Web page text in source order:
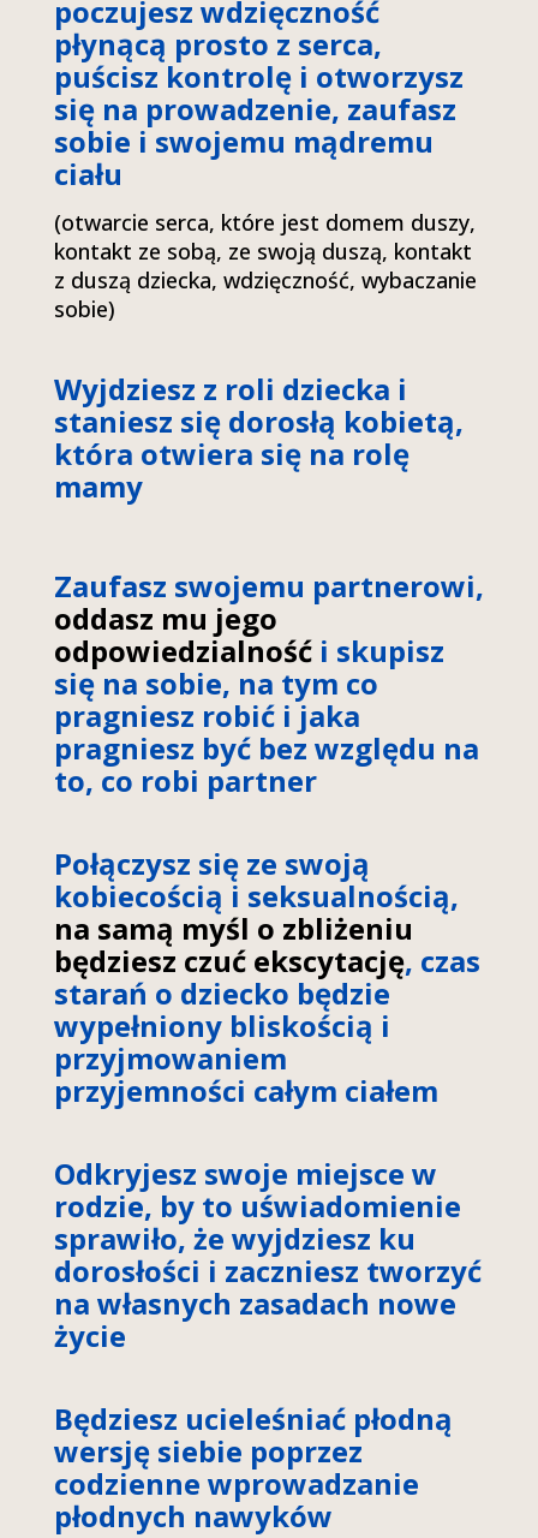
poczujesz wdzięczność
płynącą prosto z serca,
puścisz kontrolę i otworzysz
się na prowadzenie, zaufasz
sobie i swojemu mądremu
ciału
(otwarcie serca, które jest domem duszy,
kontakt ze sobą, ze swoją duszą, kontakt
z duszą dziecka, wdzięczność, wybaczanie
sobie)
Wyjdziesz z roli dziecka i
staniesz się dorosłą kobietą,
która otwiera się na rolę
mamy
Zaufasz swojemu partnerowi,
oddasz mu jego
odpowiedzialnośći skupisz
się na sobie, na tym co
pragniesz robić i jaka
pragniesz być bez względu na
to, co robi partner
Połączysz się ze swoją
kobiecością i seksualnością,
na samą myśl o zbliżeniu
będziesz czuć ekscytację, czas
starań o dziecko będzie
wypełniony bliskością i
przyjmowaniem
przyjemności całym ciałem
Odkryjesz swoje miejsce w
rodzie, by to uświadomienie
sprawiło, że wyjdziesz ku
dorosłości i zaczniesz tworzyć
na własnych zasadach nowe
życie
Będziesz ucieleśniać płodną
wersję siebie poprzez
codzienne wprowadzanie
płodnych nawyków